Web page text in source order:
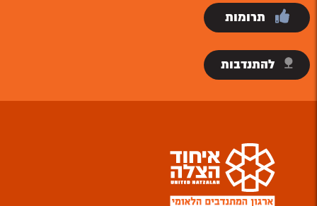
תרומות
להתנדבות